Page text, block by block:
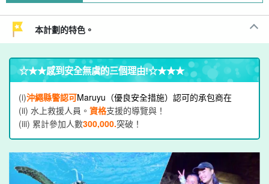
本計劃的特色。
☆★★感到安全無虞的三個理由!☆★★★
(i)沖繩縣警認可Maruyu（優良安全措施）認可的承包商在
(ii) 水上救援人員。 資格支援的導覽與！
(iii) 累計參加人數300,000.突破！